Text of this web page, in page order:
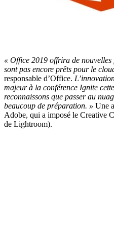
« Office 2019 offrira de
sont pas encore prêts pour le
responsable d’Office.
majeur à la conférence Ignite
reconnaissons que passer au
beaucoup de préparation. » Une
Adobe, qui a imposé le Creative
de Lightroom).